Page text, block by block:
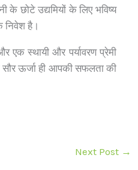
के छोटे उद्यमियों के लिए भविष्य
निवेश है।
एक स्थायी और पर्यावरण प्रेमी
ऊर्जा ही आपकी सफलता की
Next Post →